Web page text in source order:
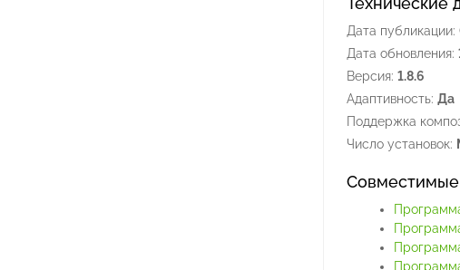
Дата публикации:
Дата обновления:
Версия: 1.8.6
Адаптивность: Да
Поддержка
Число установок: